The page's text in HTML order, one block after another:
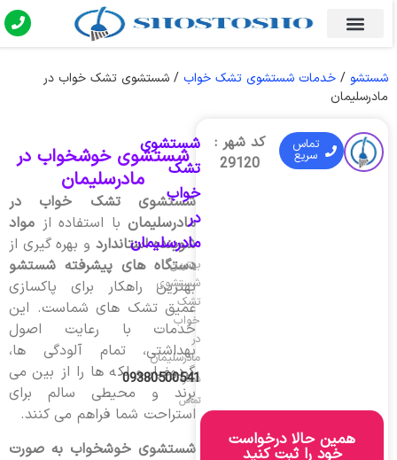
شستشو/ خدمات شستشوی تشک خواب/ شستشوی تشک خواب در
مادرسلیمان
شستشوی خوشخواب در
مادرسلیمان
شستشوی تشک خواب در
مادرسلیمانبا استفاده از مواد
شوینده استانداردو بهره گیری از
دستگاه های پیشرفته شستشو
بهترین راهکار برای پاکسازی
عمیق تشک های شماست. این
خدمات با رعایت اصول
بهداشتی، تمام آلودگی ها،
گردوغبار و لکه ها را از بین می
برند و محیطی سالم برای
استراحت شما فراهم می کنند.
شستشوی خوشخواب به صورت
تماس
سریع
کد شهر :
29120
شستشوی
تشک
خواب
در
مادرسلیمان
بهترین
شستشوی
تشک
خواب
در
مادرسلیمان
شماره
تماس
09380500541
همین حالا درخواست
خود را ثبت کنید